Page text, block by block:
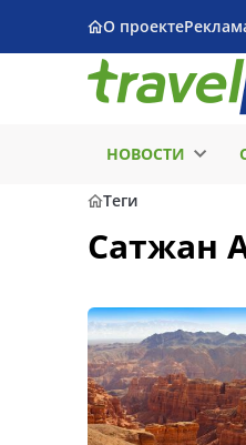
О проекте
НОВОСТИ
Теги
Сатжан